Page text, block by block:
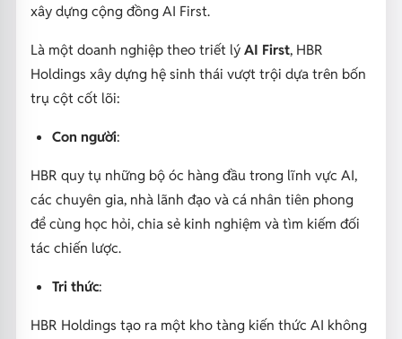
xây dựng cộng đồng AI First.
Là một doanh nghiệp theo triết lý AI First, HBR
Holdings xây dựng hệ sinh thái vượt trội dựa trên bốn
trụ cột cốt lõi:
Con người:
HBR quy tụ những bộ óc hàng đầu trong lĩnh vực AI,
các chuyên gia, nhà lãnh đạo và cá nhân tiên phong
để cùng học hỏi, chia sẻ kinh nghiệm và tìm kiếm đối
tác chiến lược.
Tri thức:
HBR Holdings tạo ra một kho tàng kiến thức AI không